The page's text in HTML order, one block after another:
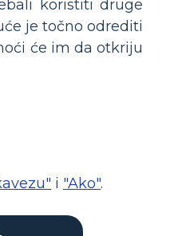
koristiti druge
je točno odrediti
će im da otkriju
i "Ako".